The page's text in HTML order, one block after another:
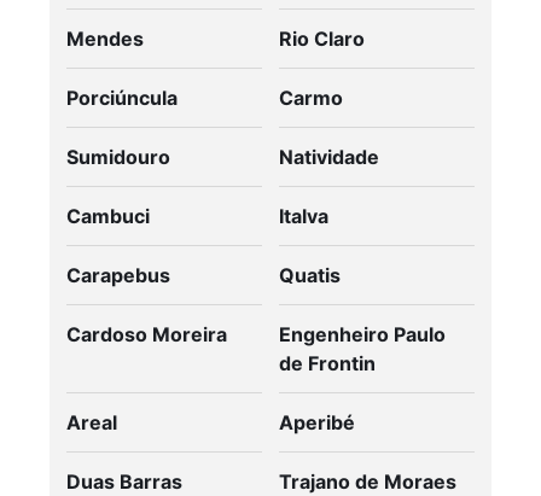
Mendes Rio Claro
Porciúncula Carmo
Sumidouro Natividade
Cambuci Italva
Carapebus Quatis
Cardoso Moreira
Engenheiro Paulo
de Frontin
Areal Aperibé
Duas Barras Trajano de Moraes